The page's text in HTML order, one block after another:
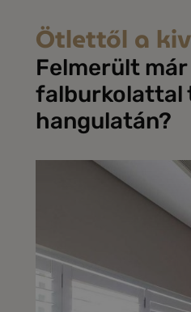
Ötlettől a
Felmerült
falburkolattal
hangulatán?